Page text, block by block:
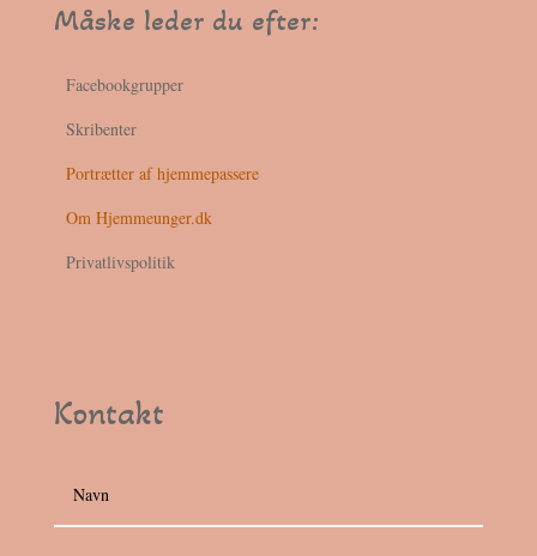
Måske leder du efter:
Facebookgrupper
Skribenter
Portrætter af hjemmepassere
Om Hjemmeunger.dk
Privatlivspolitik
Kontakt